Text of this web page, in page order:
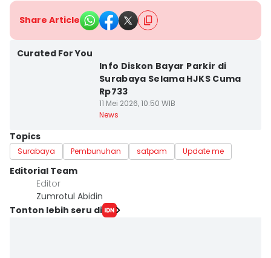
Share Article
Curated For You
Info Diskon Bayar Parkir di
Surabaya Selama HJKS Cuma
Rp733
11 Mei 2026, 10:50 WIB
News
Topics
Surabaya Pembunuhan satpam Update me
Editorial Team
Editor
Zumrotul Abidin
Tonton lebih seru di